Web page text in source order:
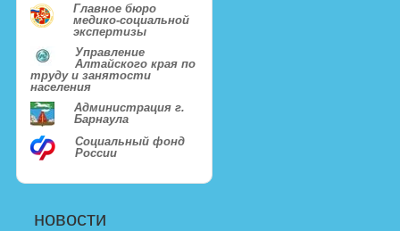
Главное бюро
медико-социальной
экспертизы
Управление
Алтайского края по
труду и занятости
населения
Администрация г.
Барнаула
Социальный фонд
России
новости